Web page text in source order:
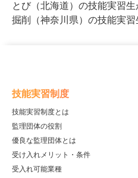
とび（北海道）の技能実習生
掘削（神奈川県）の技能実習
技能実習制度
技能実習制度とは
監理団体の役割
優良な監理団体とは
受け入れメリット・条件
受入れ可能業種